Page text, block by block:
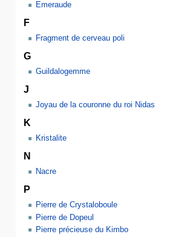
Emeraude
F
Fragment de cerveau poli
G
Guildalogemme
J
Joyau de la couronne du roi Nidas
K
Kristalite
N
Nacre
P
Pierre de Crystaloboule
Pierre de Dopeul
Pierre précieuse du Kimbo